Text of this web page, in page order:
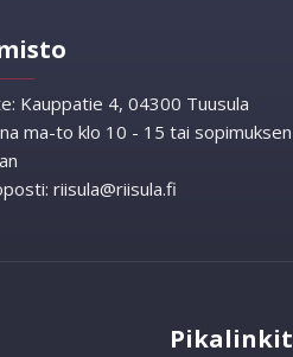
Kauppatie 4, 04300 Tuusula
ma-to klo 10 - 15 tai sopimuksen
riisula@riisula.fi
Pikalinkit